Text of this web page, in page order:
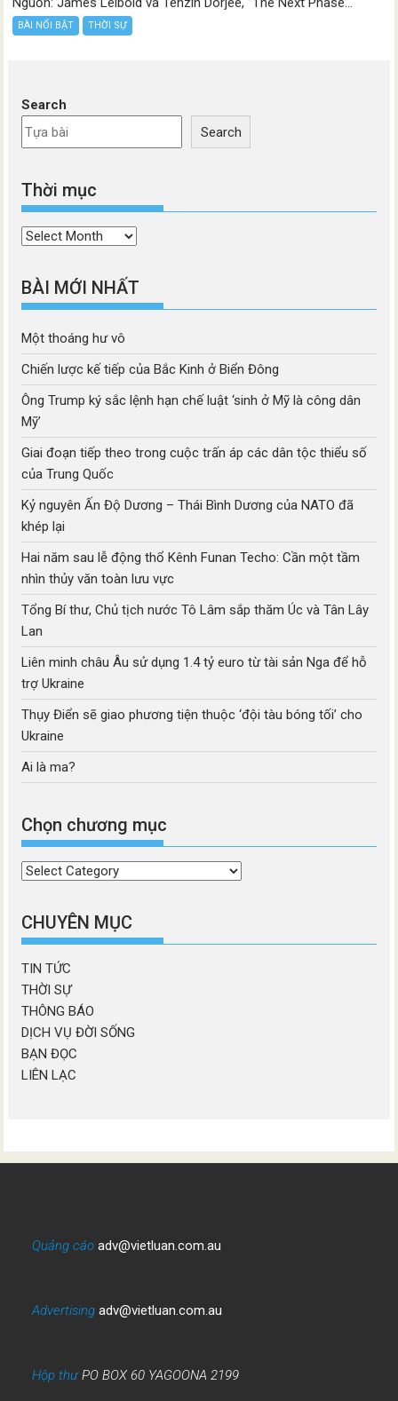
BÀI NỔI BẬT THỜI SỰ
Search
Search
Thời mục
Thời
BÀI MỚI NHẤT
Một thoáng hư vô
Chiến lược kế tiếp của Bắc Kinh ở Biển Đông
Ông Trump ký sắc lệnh hạn chế luật ‘sinh ở Mỹ là công dân
Mỹ’
Giai đoạn tiếp theo trong cuộc trấn áp các dân tộc thiểu số
của Trung Quốc
Kỷ nguyên Ấn Độ Dương – Thái Bình Dương của NATO đã
khép lại
Hai năm sau lễ động thổ Kênh Funan Techo: Cần một tầm
nhìn thủy văn toàn lưu vực
Tổng Bí thư, Chủ tịch nước Tô Lâm sắp thăm Úc và Tân Lây
Lan
Liên minh châu Âu sử dụng 1.4 tỷ euro từ tài sản Nga để hỗ
trợ Ukraine
Thụy Điển sẽ giao phương tiện thuộc ‘đội tàu bóng tối’ cho
Ukraine
Ai là ma?
Chọn chương mục
Chọn
mục
CHUYÊN MỤC
TIN TỨC
THỜI SỰ
THÔNG BÁO
DỊCH VỤ ĐỜI SỐNG
BẠN ĐỌC
LIÊN LẠC
Quảng cáo adv@vietluan.com.au
Advertising adv@vietluan.com.au
Hộp thưPO BOX 60 YAGOONA 2199